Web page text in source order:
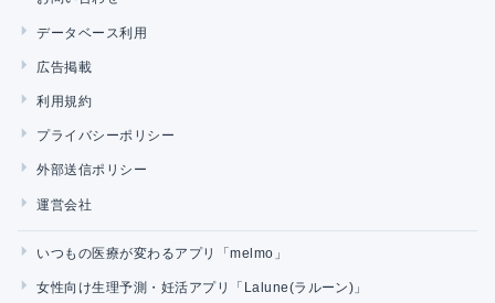
データベース利用
広告掲載
利用規約
プライバシーポリシー
外部送信ポリシー
運営会社
いつもの医療が変わるアプリ「melmo」
女性向け生理予測・妊活アプリ「Lalune(ラルーン)」